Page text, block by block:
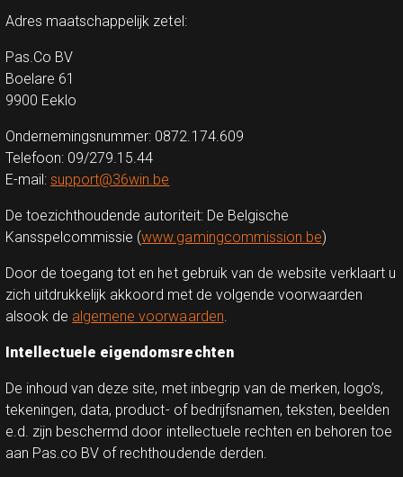
Adres maatschappelijk zetel:
Pas.Co BV
Boelare 61
9900 Eeklo
Ondernemingsnummer: 0872.174.609
Telefoon: 09/279.15.44
E-mail:support@36win.be
De toezichthoudende autoriteit: De Belgische
Kansspelcommissie (www.gamingcommission.be)
Door de toegang tot en het gebruik van de website verklaart u
zich uitdrukkelijk akkoord met de volgende voorwaarden
alsook de algemene voorwaarden.
Intellectuele eigendomsrechten
De inhoud van deze site, met inbegrip van de merken, logo’s,
tekeningen, data, product- of bedrijfsnamen, teksten, beelden
e.d. zijn beschermd door intellectuele rechten en behoren toe
aan Pas.co BV of rechthoudende derden.